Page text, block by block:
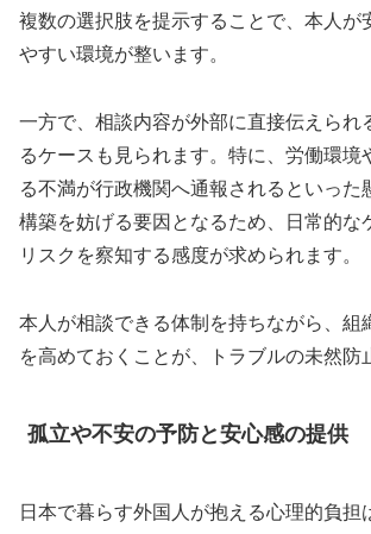
複数の選択肢を提示することで、本人が
やすい環境が整います。
一方で、相談内容が外部に直接伝えられ
るケースも見られます。特に、労働環境
る不満が行政機関へ通報されるといった
構築を妨げる要因となるため、日常的な
リスクを察知する感度が求められます。
本人が相談できる体制を持ちながら、組
を高めておくことが、トラブルの未然防
孤立や不安の予防と安心感の提供
日本で暮らす外国人が抱える心理的負担